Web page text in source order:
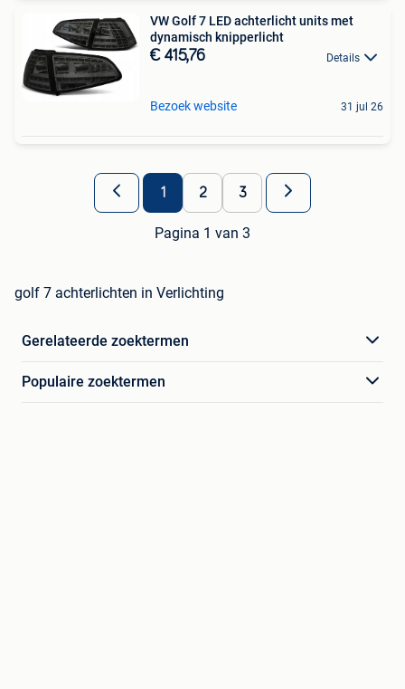
VW Golf 7 LED achterlicht units met
dynamisch knipperlicht
€ 415,76 Details
Bezoek website 31 jul 26
1 2 3
Pagina 1 van 3
golf 7 achterlichten in Verlichting
Gerelateerde zoektermen
Populaire zoektermen